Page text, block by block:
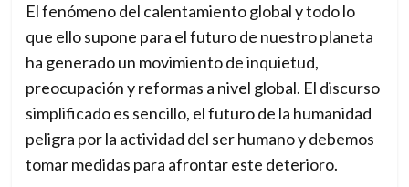
a
r
a
u
n
m
u
El fenómeno del calentamiento global y todo lo
que ello supone para el futuro de nuestro planeta
ha generado un movimiento de inquietud,
preocupación y reformas a nivel global. El discurso
simplificado es sencillo, el futuro de la humanidad
peligra por la actividad del ser humano y debemos
tomar medidas para afrontar este deterioro.